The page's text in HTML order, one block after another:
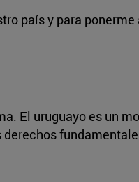
país y para
El uruguayo es un